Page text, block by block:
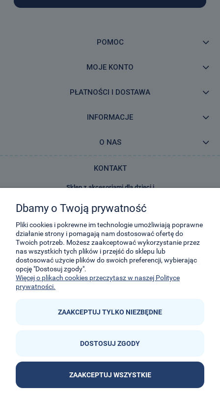
POMOC
MOJE KONTO
PŁATNOŚCI I DOSTAWA
INFORMACJE
O NAS
KONTAKT
Sklep z akcesoriami dla dzieci i
29-Listopada 8
32-050 Skawina
kontakt@e-kidsplanet.com
+48 666-414-390
+48 666-414-383
Dbamy o Twoją prywatność
Pliki cookies i pokrewne im technologie umożliwiają poprawne
działanie strony i pomagają nam dostosować ofertę do
Twoich potrzeb. Możesz zaakceptować wykorzystanie przez
nas wszystkich tych plików i przejść do sklepu lub
dostosować użycie plików do swoich preferencji, wybierając
opcję "Dostosuj zgody".
Więcej o plikach cookies przeczytasz w naszej Polityce
prywatności.
ZAAKCEPTUJ TYLKO NIEZBĘDNE
DOSTOSUJ ZGODY
ZAAKCEPTUJ WSZYSTKIE